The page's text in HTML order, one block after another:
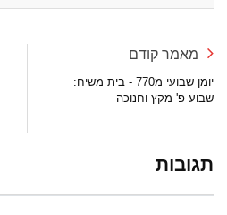
מאמר קודם
יומן שבועי מ770 - בית משיח:
שבוע פ' מקץ וחנוכה
תגובות